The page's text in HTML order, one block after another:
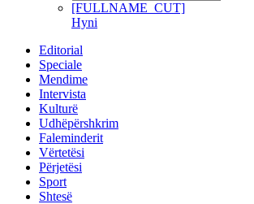
[FULLNAME_CUT]
Hyni
Editorial
Speciale
Mendime
Intervista
Kulturë
Udhëpërshkrim
Faleminderit
Vërtetësi
Përjetësi
Sport
Shtesë